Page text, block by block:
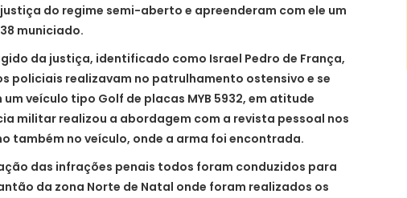
do regime semi-aberto e apreenderam com ele um
municiado.
da justiça, identificado como Israel Pedro de França,
policiais realizavam no patrulhamento ostensivo e se
veículo tipo Golf de placas MYB 5932, em atitude
militar realizou a abordagem com a revista pessoal nos
também no veículo, onde a arma foi encontrada.
das infrações penais todos foram conduzidos para
da zona Norte de Natal onde foram realizados os